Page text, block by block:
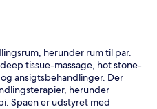
herunder rum til par.
tissue-massage, hot stone-
ansigtsbehandlinger. Der
herunder
Spaen er udstyret med